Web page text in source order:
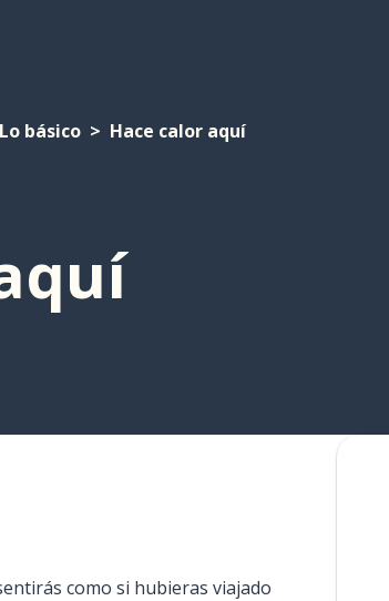
Lo básico Hace calor aquí
como si hubieras viajado